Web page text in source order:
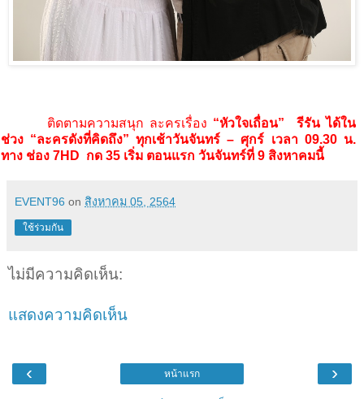
ติดตามความสนุก ละครเรื่อง “หัวใจเถื่อน”
รีรัน ได้ใน
ช่วง “ละครดังที่คิดถึง” ทุกเช้าวันจันทร์ – ศุกร์ เวลา 09.30น.
ทาง ช่อง 7HD กด 35เริ่ม ตอนแรก วันจันทร์ที่ 9สิงหาคมนี้
EVENT96 on สิงหาคม 05, 2564
ใช้ร่วมกัน
ไม่มีความคิดเห็น:
แสดงความคิดเห็น
‹ ›
หน้าแรก